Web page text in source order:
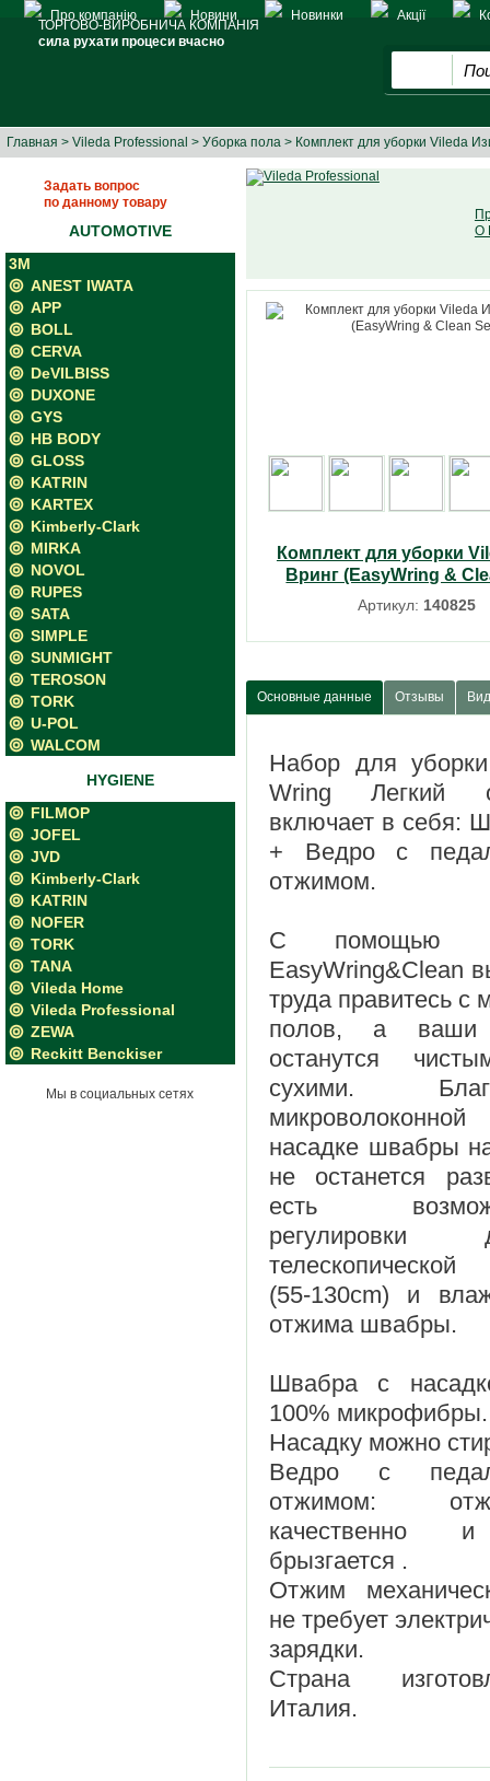
Про компанію Новини Новинки Акції
ТОРГОВО-ВИРОБНИЧА КОМПАНІЯ
сила рухати процеси вчасно
Главная > Vileda Professional > Уборка пола > Комплект для уборки Vileda
Задать вопрос
по данному товару
AUTOMOTIVE
3M
ANEST IWATA
APP
BOLL
CERVA
DeVILBISS
DUXONE
GYS
HB BODY
GLOSS
KATRIN
KARTEX
Kimberly-Clark
MIRKA
NOVOL
RUPES
SATA
SIMPLE
SUNMIGHT
TEROSON
TORK
U-POL
WALCOM
HYGIENE
FILMOP
JOFEL
JVD
Kimberly-Clark
KATRIN
NOFER
TORK
TANA
Vileda Home
Vileda Professional
ZEWA
Reckitt Benckiser
Мы в социальных сетях
О
Комплект для уборки
Вринг (EasyWring &
Артикул: 140825
Основные данные Отзывы
Набор для
Wring Легкий
включает в себя:
+ Ведро с
отжимом.
С помощью
EasyWring&Clean
труда правитесь с
полов, а ваши
останутся
сухими.
микроволоконной
насадке швабры
не останется
есть
регулировки
телескопической
(55-130cm) и
отжима швабры.
Швабра с
100% микрофибры.
Насадку можно
Ведро с
отжимом:
качественно
брызгается .
Отжим
не требует
зарядки.
Страна
Италия.